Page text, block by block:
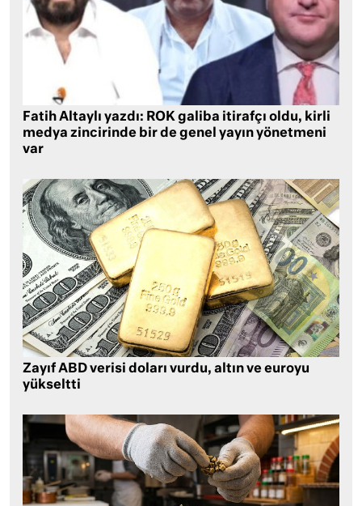
Fatih Altaylı yazdı: ROK galiba itirafçı oldu, kirli
medya zincirinde bir de genel yayın yönetmeni
var
Zayıf ABD verisi doları vurdu, altın ve euroyu
yükseltti